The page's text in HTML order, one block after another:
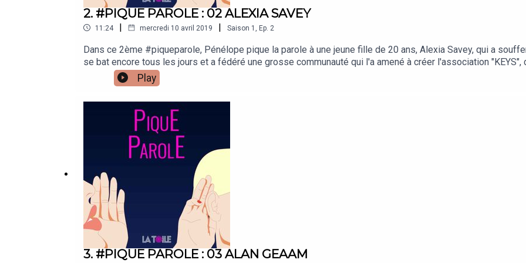
2. #PIQUE PAROLE : 02 ALEXIA SAVEY
11:24 | mercredi 10 avril 2019 | Saison 1 Ep. 2
Dans ce 2ème #piqueparole, Pénélope pique la parole à une jeune fille de 20 ans, Alexia Savey, qui a
se bat encore tous les jours et a fédéré une grosse communauté qui l'a amené à créer l'association
prochain livre en avril 2019 aux éditions Marabout."La faim du petit poids: chroniques anorexiques" Edition
novembre 2017 lors du TedXVoix principale : PénélopeRéalisation et production: Agence La
Jincheng zhang"Quand l'appétit va tout va" : Roger Carel et Jacques Morel"U-turn" Aaron"Spring Waltz"
Leonard Rosenman"People help the people" BirdyMerci à Alexia Savey pour le temps qu'elle nous a
sur la confidentialité de vos données, visitez Acast.com/privacy
Play
3. #PIQUE PAROLE : 03 ALAN GEAAM